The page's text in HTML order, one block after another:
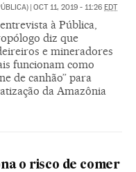
| OCT 11, 2019 - 11:26 EDT
à Pública,
diz que
e mineradores
funcionam como
de canhão” para
da Amazônia
o risco de comer